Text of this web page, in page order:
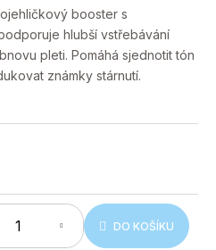
booster s
hlubší vstřebávání
pleti. Pomáhá sjednotit tón
známky stárnutí.
DO KOŠÍKU